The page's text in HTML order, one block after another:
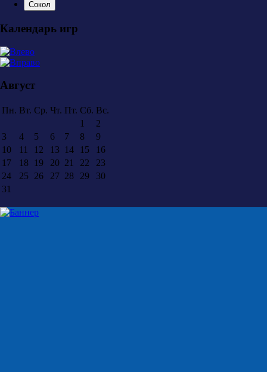
Сокол
Календарь игр
Август
Пн. Вт. Ср. Чт. Пт. Сб. Вс.
1
2
3
4 5 6 7 8
9
10
11 12 13 14 15
16
17
18 19 20 21 22
23
24
25 26 27 28 29
30
31